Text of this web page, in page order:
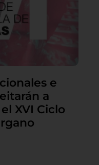
e
a
XVI Ciclo